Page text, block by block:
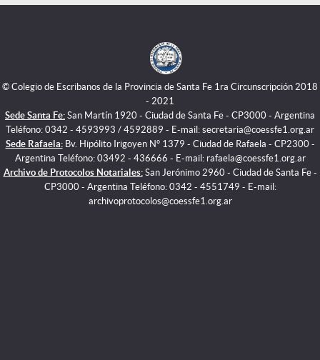
© Colegio de Escribanos de la Provincia de Santa Fe 1ra Circunscripción 2018
- 2021
Sede Santa Fe: San Martín 1920 - Ciudad de Santa Fe - CP3000 - Argentina
Teléfono: 0342 - 4593993 / 4592889 - E-mail: secretaria@coessfe1.org.ar
Sede Rafaela:Bv. Hipólito Irigoyen N° 1379 - Ciudad de Rafaela - CP2300 -
Argentina Teléfono: 03492 - 436666 - E-mail: rafaela@coessfe1.org.ar
Archivo de Protocolos Notariales:San Jerónimo 2960 - Ciudad de Santa Fe -
CP3000 - Argentina Teléfono: 0342 - 4551749 - E-mail:
archivoprotocolos@coessfe1.org.ar